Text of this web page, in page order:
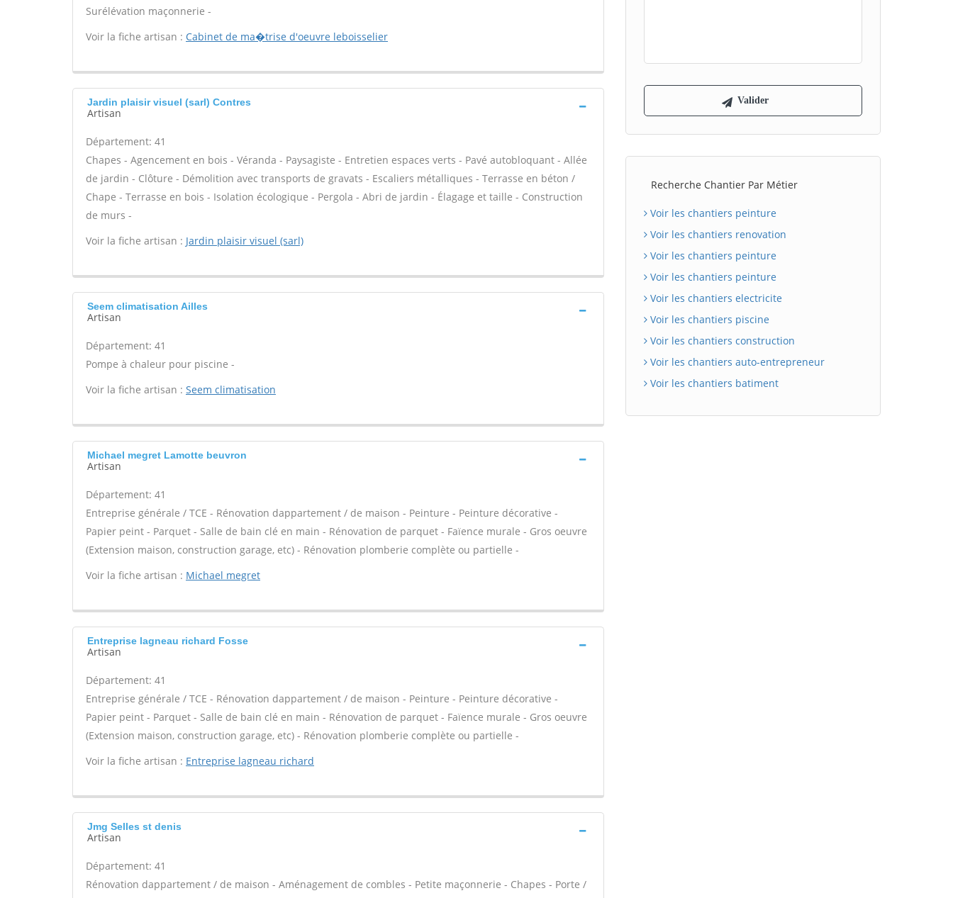
Surélévation maçonnerie -
Voir la fiche artisan : Cabinet de ma�trise d'oeuvre leboisselier
Jardin plaisir visuel (sarl) Contres
Artisan
Département: 41
Chapes - Agencement en bois - Véranda - Paysagiste - Entretien espaces verts - Pavé autobloquant - Allée
de jardin - Clôture - Démolition avec transports de gravats - Escaliers métalliques - Terrasse en béton /
Chape - Terrasse en bois - Isolation écologique - Pergola - Abri de jardin - Élagage et taille - Construction
de murs -
Voir la fiche artisan : Jardin plaisir visuel (sarl)
Seem climatisation Ailles
Artisan
Département: 41
Pompe à chaleur pour piscine -
Voir la fiche artisan : Seem climatisation
Michael megret Lamotte beuvron
Artisan
Département: 41
Entreprise générale / TCE - Rénovation dappartement / de maison - Peinture - Peinture décorative -
Papier peint - Parquet - Salle de bain clé en main - Rénovation de parquet - Faïence murale - Gros oeuvre
(Extension maison, construction garage, etc) - Rénovation plomberie complète ou partielle -
Voir la fiche artisan : Michael megret
Entreprise lagneau richard Fosse
Artisan
Département: 41
Entreprise générale / TCE - Rénovation dappartement / de maison - Peinture - Peinture décorative -
Papier peint - Parquet - Salle de bain clé en main - Rénovation de parquet - Faïence murale - Gros oeuvre
(Extension maison, construction garage, etc) - Rénovation plomberie complète ou partielle -
Voir la fiche artisan : Entreprise lagneau richard
Jmg Selles st denis
Artisan
Département: 41
Rénovation dappartement / de maison - Aménagement de combles - Petite maçonnerie - Chapes - Porte /
Recherche Chantier Par Métier
Voir les chantiers peinture
Voir les chantiers renovation
Voir les chantiers peinture
Voir les chantiers peinture
Voir les chantiers electricite
Voir les chantiers piscine
Voir les chantiers construction
Voir les chantiers auto-entrepreneur
Voir les chantiers batiment